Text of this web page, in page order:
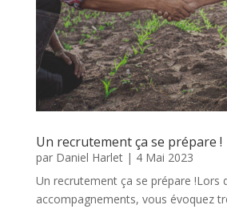
Un recrutement ça se prépare !
par Daniel Harlet| 4 Mai 2023
Un recrutement ça se prépare !Lors
accompagnements, vous évoquez